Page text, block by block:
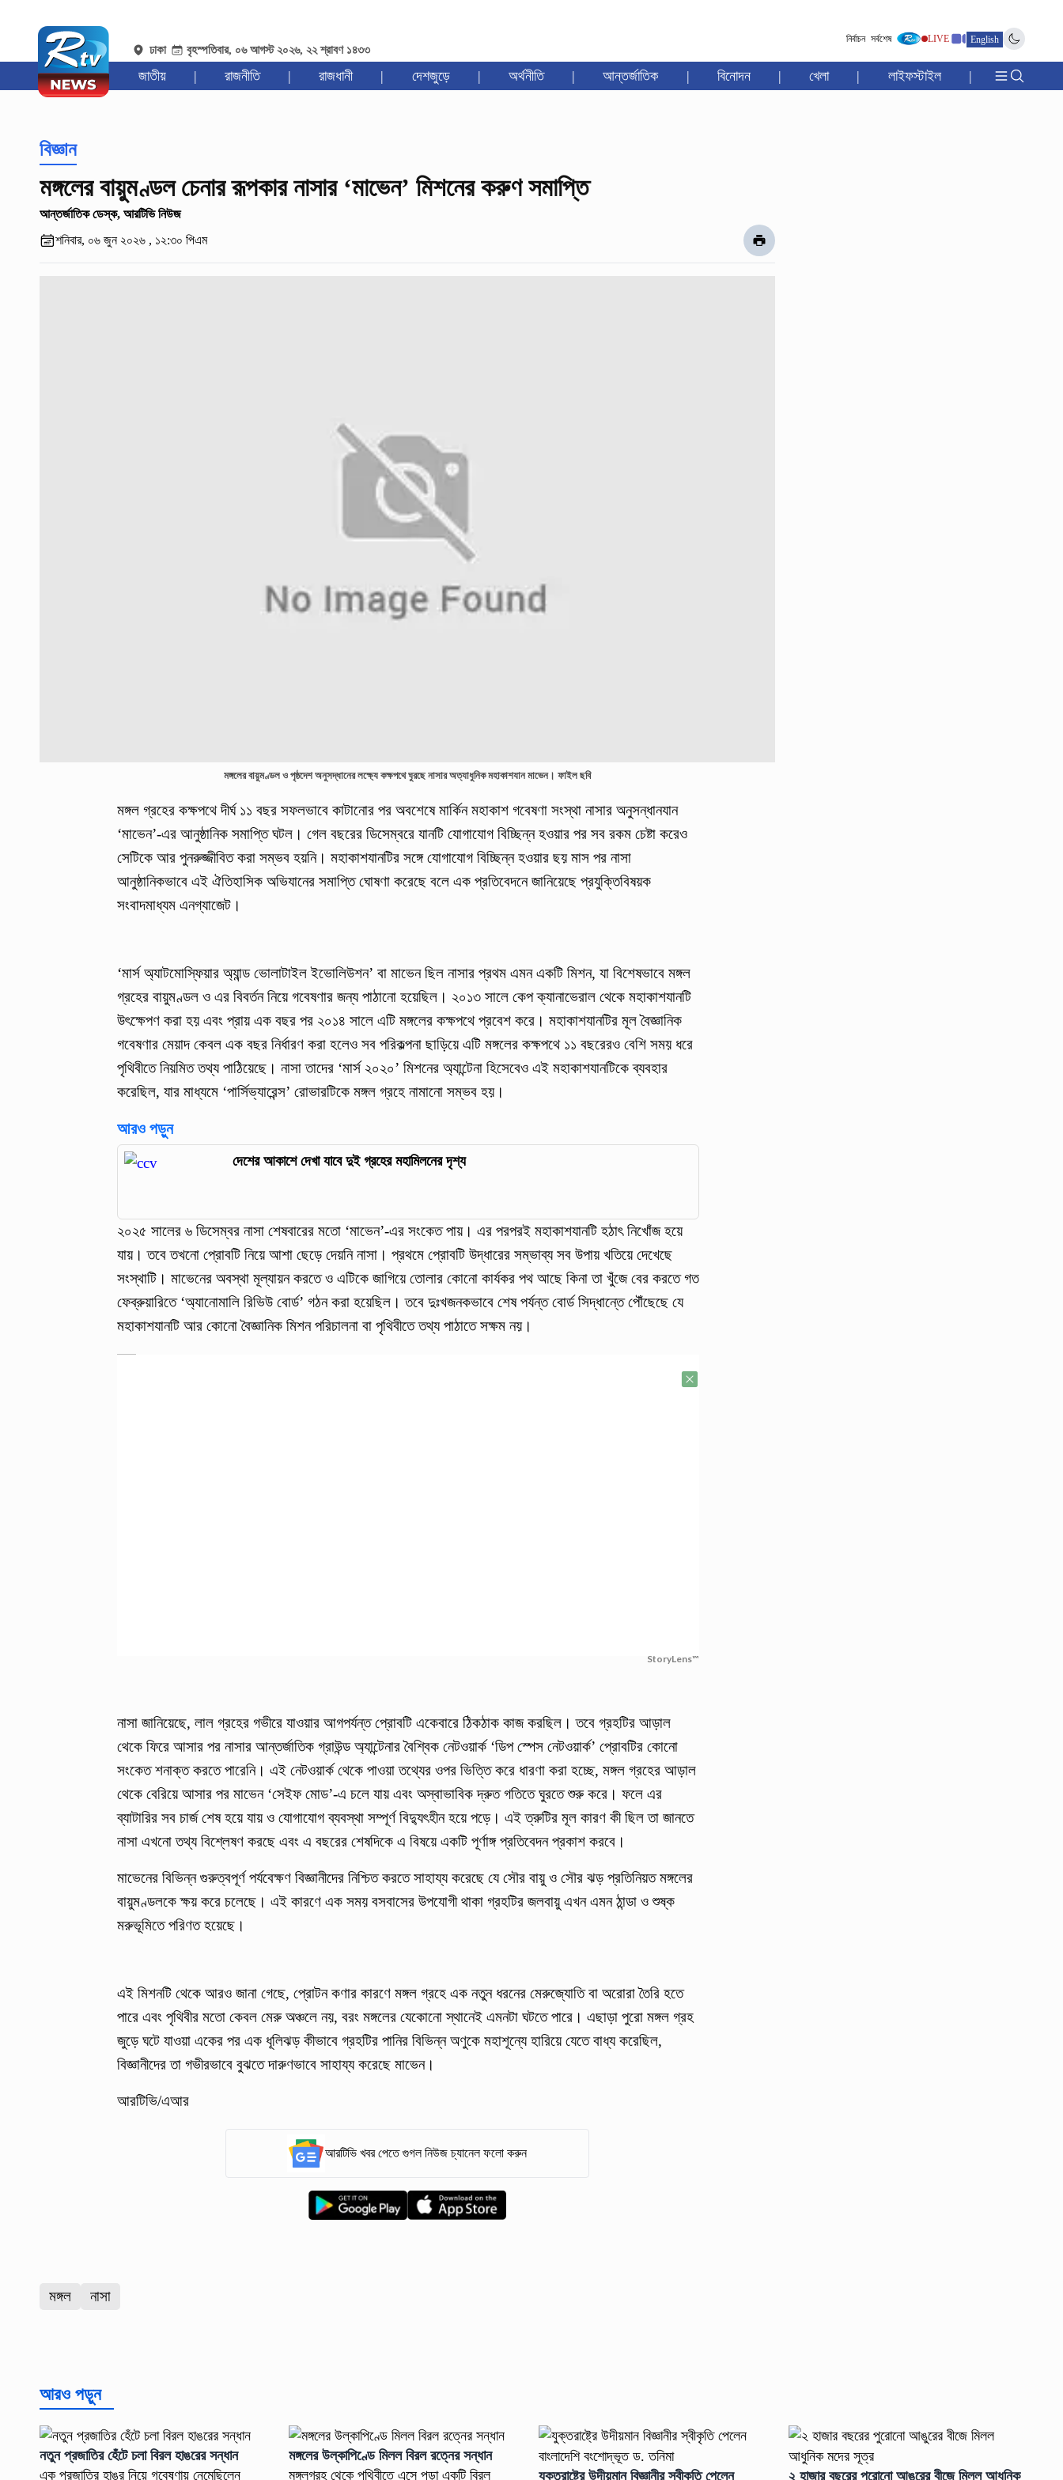
ঢাকা বৃহস্পতিবার, ০৬ আগস্ট ২০২৬, ২২ শ্রাবণ ১৪৩৩
নির্বাচন সর্বশেষ LIVE English
জাতীয় | রাজনীতি | রাজধানী | দেশজুড়ে | অর্থনীতি | আন্তর্জাতিক | বিনোদন | খেলা | লাইফস্টাইল |
বিজ্ঞান
মঙ্গলের বায়ুমণ্ডল চেনার রূপকার নাসার ‘মাভেন’ মিশনের করুণ সমাপ্তি
আন্তর্জাতিক ডেস্ক, আরটিভি নিউজ
শনিবার, ০৬ জুন ২০২৬ , ১২:৩০ পিএম
মঙ্গলের বায়ুমণ্ডল ও পৃষ্ঠদেশ অনুসদ্ধানের লক্ষ্যে কক্ষপথে ঘুরছে নাসার অত্যাধুনিক মহাকাশযান মাভেন। ফাইল ছবি
মঙ্গল গ্রহের কক্ষপথে দীর্ঘ ১১ বছর সফলভাবে কাটানোর পর অবশেষে মার্কিন মহাকাশ গবেষণা সংস্থা নাসার অনুসন্ধানযান
‘মাভেন’-এর আনুষ্ঠানিক সমাপ্তি ঘটল। গেল বছরের ডিসেম্বরে যানটি যোগাযোগ বিচ্ছিন্ন হওয়ার পর সব রকম চেষ্টা করেও
সেটিকে আর পুনরুজ্জীবিত করা সম্ভব হয়নি। মহাকাশযানটির সঙ্গে যোগাযোগ বিচ্ছিন্ন হওয়ার ছয় মাস পর নাসা
আনুষ্ঠানিকভাবে এই ঐতিহাসিক অভিযানের সমাপ্তি ঘোষণা করেছে বলে এক প্রতিবেদনে জানিয়েছে প্রযুক্তিবিষয়ক
সংবাদমাধ্যম এনগ্যাজেট।
‘মার্স অ্যাটমোস্ফিয়ার অ্যান্ড ভোলাটাইল ইভোলিউশন’ বা মাভেন ছিল নাসার প্রথম এমন একটি মিশন, যা বিশেষভাবে মঙ্গল
গ্রহের বায়ুমণ্ডল ও এর বিবর্তন নিয়ে গবেষণার জন্য পাঠানো হয়েছিল। ২০১৩ সালে কেপ ক্যানাভেরাল থেকে মহাকাশযানটি
উৎক্ষেপণ করা হয় এবং প্রায় এক বছর পর ২০১৪ সালে এটি মঙ্গলের কক্ষপথে প্রবেশ করে। মহাকাশযানটির মূল বৈজ্ঞানিক
গবেষণার মেয়াদ কেবল এক বছর নির্ধারণ করা হলেও সব পরিকল্পনা ছাড়িয়ে এটি মঙ্গলের কক্ষপথে ১১ বছরেরও বেশি সময় ধরে
পৃথিবীতে নিয়মিত তথ্য পাঠিয়েছে। নাসা তাদের ‘মার্স ২০২০’ মিশনের অ্যান্টেনা হিসেবেও এই মহাকাশযানটিকে ব্যবহার
করেছিল, যার মাধ্যমে ‘পার্সিভ্যারেন্স’ রোভারটিকে মঙ্গল গ্রহে নামানো সম্ভব হয়।
আরও পড়ুন
দেশের আকাশে দেখা যাবে দুই গ্রহের মহামিলনের দৃশ্য
২০২৫ সালের ৬ ডিসেম্বর নাসা শেষবারের মতো ‘মাভেন’-এর সংকেত পায়। এর পরপরই মহাকাশযানটি হঠাৎ নিখোঁজ হয়ে
যায়। তবে তখনো প্রোবটি নিয়ে আশা ছেড়ে দেয়নি নাসা। প্রথমে প্রোবটি উদ্ধারের সম্ভাব্য সব উপায় খতিয়ে দেখেছে
সংস্থাটি। মাভেনের অবস্থা মূল্যায়ন করতে ও এটিকে জাগিয়ে তোলার কোনো কার্যকর পথ আছে কিনা তা খুঁজে বের করতে গত
ফেব্রুয়ারিতে ‘অ্যানোমালি রিভিউ বোর্ড’ গঠন করা হয়েছিল। তবে দুঃখজনকভাবে শেষ পর্যন্ত বোর্ড সিদ্ধান্তে পৌঁছেছে যে
মহাকাশযানটি আর কোনো বৈজ্ঞানিক মিশন পরিচালনা বা পৃথিবীতে তথ্য পাঠাতে সক্ষম নয়।
StoryLens™
নাসা জানিয়েছে, লাল গ্রহের গভীরে যাওয়ার আগপর্যন্ত প্রোবটি একেবারে ঠিকঠাক কাজ করছিল। তবে গ্রহটির আড়াল
থেকে ফিরে আসার পর নাসার আন্তর্জাতিক গ্রাউন্ড অ্যান্টেনার বৈশ্বিক নেটওয়ার্ক ‘ডিপ স্পেস নেটওয়ার্ক’ প্রোবটির কোনো
সংকেত শনাক্ত করতে পারেনি। এই নেটওয়ার্ক থেকে পাওয়া তথ্যের ওপর ভিত্তি করে ধারণা করা হচ্ছে, মঙ্গল গ্রহের আড়াল
থেকে বেরিয়ে আসার পর মাভেন ‘সেইফ মোড’-এ চলে যায় এবং অস্বাভাবিক দ্রুত গতিতে ঘুরতে শুরু করে। ফলে এর
ব্যাটারির সব চার্জ শেষ হয়ে যায় ও যোগাযোগ ব্যবস্থা সম্পূর্ণ বিদ্যুৎহীন হয়ে পড়ে। এই ত্রুটির মূল কারণ কী ছিল তা জানতে
নাসা এখনো তথ্য বিশ্লেষণ করছে এবং এ বছরের শেষদিকে এ বিষয়ে একটি পূর্ণাঙ্গ প্রতিবেদন প্রকাশ করবে।
মাভেনের বিভিন্ন গুরুত্বপূর্ণ পর্যবেক্ষণ বিজ্ঞানীদের নিশ্চিত করতে সাহায্য করেছে যে সৌর বায়ু ও সৌর ঝড় প্রতিনিয়ত মঙ্গলের
বায়ুমণ্ডলকে ক্ষয় করে চলেছে। এই কারণে এক সময় বসবাসের উপযোগী থাকা গ্রহটির জলবায়ু এখন এমন ঠান্ডা ও শুষ্ক
মরুভূমিতে পরিণত হয়েছে।
এই মিশনটি থেকে আরও জানা গেছে, প্রোটন কণার কারণে মঙ্গল গ্রহে এক নতুন ধরনের মেরুজ্যোতি বা অরোরা তৈরি হতে
পারে এবং পৃথিবীর মতো কেবল মেরু অঞ্চলে নয়, বরং মঙ্গলের যেকোনো স্থানেই এমনটা ঘটতে পারে। এছাড়া পুরো মঙ্গল গ্রহ
জুড়ে ঘটে যাওয়া একের পর এক ধূলিঝড় কীভাবে গ্রহটির পানির বিভিন্ন অণুকে মহাশূন্যে হারিয়ে যেতে বাধ্য করেছিল,
বিজ্ঞানীদের তা গভীরভাবে বুঝতে দারুণভাবে সাহায্য করেছে মাভেন।
আরটিভি/এআর
আরটিভি খবর পেতে গুগল নিউজ চ্যানেল ফলো করুন
মঙ্গল নাসা
আরও পড়ুন
নতুন প্রজাতির হেঁটে চলা বিরল হাঙরের সন্ধান
এক প্রজাতির হাঙর নিয়ে গবেষণায় নেমেছিলেন
মঙ্গলের উল্কাপিণ্ডে মিলল বিরল রত্নের সন্ধান
মঙ্গলগ্রহ থেকে পৃথিবীতে এসে পড়া একটি বিরল
যুক্তরাষ্ট্রে উদীয়মান বিজ্ঞানীর স্বীকৃতি পেলেন ২ হাজার বছরের পুরোনো আঙুরের বীজে মিলল আধুনিক